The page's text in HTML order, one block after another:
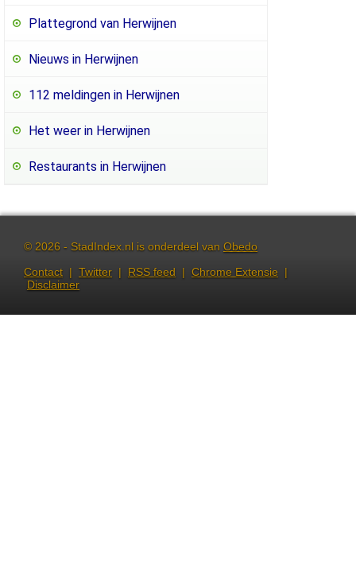
Plattegrond van Herwijnen
Nieuws in Herwijnen
112 meldingen in Herwijnen
Het weer in Herwijnen
Restaurants in Herwijnen
© 2026 - StadIndex.nl is onderdeel van Obedo
Contact | Twitter | RSS feed | Chrome Extensie |
Disclaimer